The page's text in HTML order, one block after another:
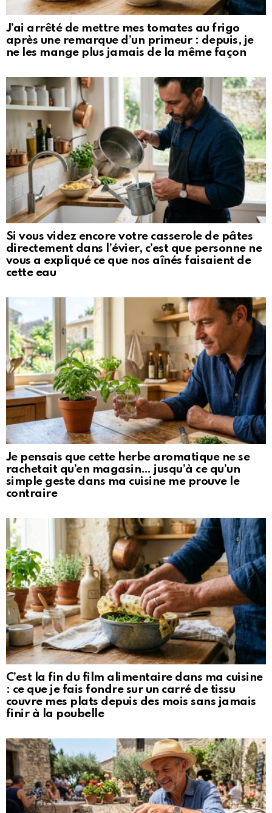
J’ai arrêté de mettre mes tomates au frigo
après une remarque d’un primeur : depuis, je
ne les mange plus jamais de la même façon
Si vous videz encore votre casserole de pâtes
directement dans l’évier, c’est que personne ne
vous a expliqué ce que nos aînés faisaient de
cette eau
Je pensais que cette herbe aromatique ne se
rachetait qu’en magasin… jusqu’à ce qu’un
simple geste dans ma cuisine me prouve le
contraire
C’est la fin du film alimentaire dans ma cuisine
: ce que je fais fondre sur un carré de tissu
couvre mes plats depuis des mois sans jamais
finir à la poubelle